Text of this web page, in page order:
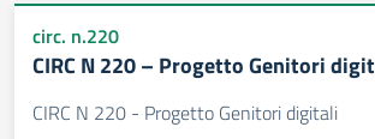
circ. n.220
CIRC N 220 – Progetto Genitori
CIRC N 220 - Progetto Genitori digitali